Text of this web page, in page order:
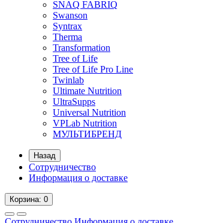
SNAQ FABRIQ
Swanson
Syntrax
Therma
Transformation
Tree of Life
Tree of Life Pro Line
Twinlab
Ultimate Nutrition
UltraSupps
Universal Nutrition
VPLab Nutrition
МУЛЬТИБРЕНД
Назад
Сотрудничество
Информация о доставке
Корзина: 0